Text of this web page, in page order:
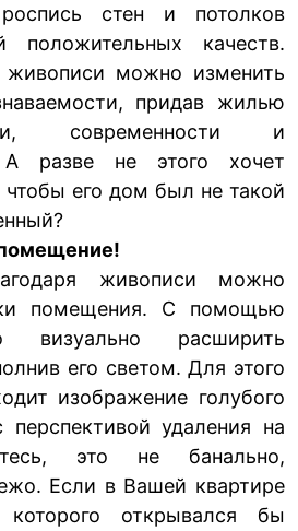
стен и потолков
положительных качеств.
можно изменить
придав жилью
современности и
А разве не этого хочет
его дом был не такой
живописи можно
помещения. С помощью
визуально расширить
его светом. Для этого
изображение голубого
удаления на
это не банально,
Если в Вашей квартире
открывался бы